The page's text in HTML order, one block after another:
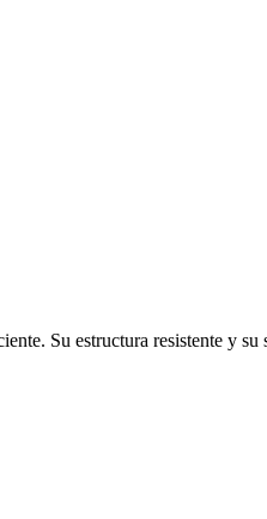
Su estructura resistente y su